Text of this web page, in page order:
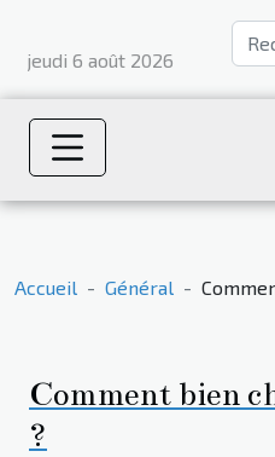
jeudi 6 août 2026
Accueil Général
Comment bien
?